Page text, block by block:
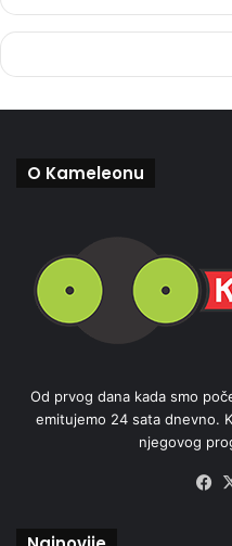
O Kameleonu
Od prvog dana kada smo
emitujemo 24 sata dnevno.
njegovog